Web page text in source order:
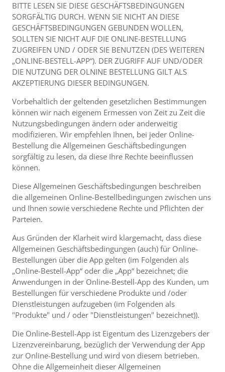
BITTE LESEN SIE DIESE GESCHÄFTSBEDINGUNGEN
SORGFÄLTIG DURCH. WENN SIE NICHT AN DIESE
GESCHÄFTSBEDINGUNGEN GEBUNDEN WOLLEN,
SOLLTEN SIE NICHT AUF DIE ONLINE-BESTELLUNG
ZUGREIFEN UND / ODER SIE BENUTZEN (DES WEITEREN
„ONLINE-BESTELL-APP“). DER ZUGRIFF AUF UND/ODER
DIE NUTZUNG DER OLNINE BESTELLUNG GILT ALS
AKZEPTIERUNG DIESER BEDINGUNGEN.
Vorbehaltlich der geltenden gesetzlichen Bestimmungen
können wir nach eigenem Ermessen von Zeit zu Zeit die
Nutzungsbedingungen ändern oder anderweitig
modifizieren. Wir empfehlen Ihnen, bei jeder Online-
Bestellung die Allgemeinen Geschäftsbedingungen
sorgfältig zu lesen, da diese Ihre Rechte beeinflussen
können.
Diese Allgemeinen Geschäftsbedingungen beschreiben
die allgemeinen Online-Bestellbedingungen zwischen uns
und Ihnen sowie verschiedene Rechte und Pflichten der
Parteien.
Aus Gründen der Klarheit wird klargemacht, dass diese
Allgemeinen Geschäftsbedingungen (auch) für Online-
Bestellungen über die App gelten (im Folgenden als
„Online-Bestell-App“ oder die „App“ bezeichnet; die
Anwendungen in der Online-Bestell-App des Kunden, um
Bestellungen für verschiedene Produkte und /oder
Dienstleistungen aufzugeben (im Folgenden als
"Produkte" und / oder "Dienstleistungen" bezeichnet)).
Die Online-Bestell-App ist Eigentum des Lizenzgebers der
Lizenzvereinbarung, bezüglich der Verwendung der App
zur Online-Bestellung und wird von diesem betrieben.
Ohne die Allgemeinheit dieser Allgemeinen